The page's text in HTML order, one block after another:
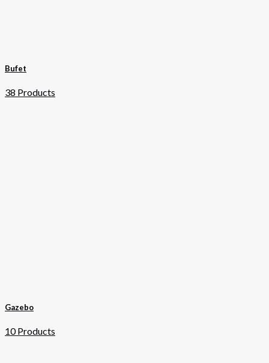
Bufet
38 Products
Gazebo
10 Products